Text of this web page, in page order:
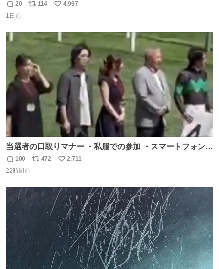
返
信
20
リ
ト
114
い
数
4,997
1日前
当選者の口取りマナー ・私服での参加 ・スマートフォンで
の撮影 ・調教師へ自分から握手を求める行為 ・シャツをズ
ボンにインしていない服装 ・ボディーバッグの着用 私も口
ほしい #DMMバヌーシ
返
信
100
リ
ト
数
472
い
数
2,711
22時間前